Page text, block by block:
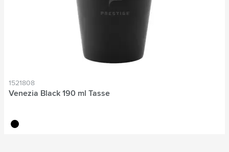
1521808
Venezia Black 190 ml Tasse
noir